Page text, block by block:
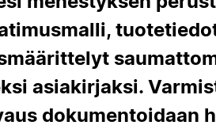
asiakirjaksi.
dokumentoidaan